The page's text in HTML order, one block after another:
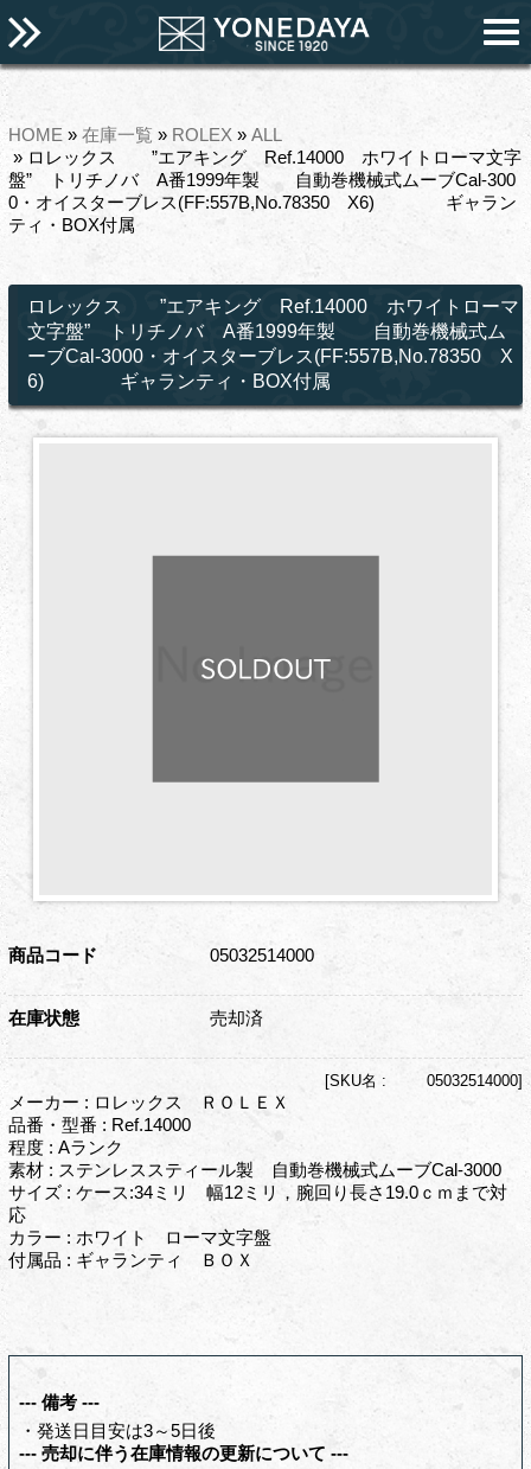
HOME » 在庫一覧 » ROLEX » ALL
» ロレックス ”エアキング Ref.14000 ホワイトローマ文字
盤” トリチノバ A番1999年製 自動巻機械式ムーブCal-300
0・オイスターブレス(FF:557B,No.78350 X6) ギャラン
ティ・BOX付属
ロレックス ”エアキング Ref.14000 ホワイトローマ
文字盤” トリチノバ A番1999年製 自動巻機械式ム
ーブCal-3000・オイスターブレス(FF:557B,No.78350 X
6) ギャランティ・BOX付属
商品コード 05032514000
在庫状態 売却済
[SKU名 : 05032514000]
メーカー : ロレックス ＲＯＬＥＸ
品番・型番 : Ref.14000
程度 : Aランク
素材 : ステンレススティール製 自動巻機械式ムーブCal-3000
サイズ : ケース:34ミリ 幅12ミリ，腕回り長さ19.0ｃｍまで対
応
カラー : ホワイト ローマ文字盤
付属品 : ギャランティ ＢＯＸ
--- 備考 ---
・発送日目安は3～5日後
--- 売却に伴う在庫情報の更新について ---